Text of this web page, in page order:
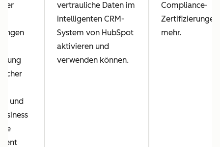
und
vertrauliche Daten im
intelligenten CRM-
System von HubSpot
aktivieren und
verwenden können.
Compliance-
Zertifizierungen
mehr.